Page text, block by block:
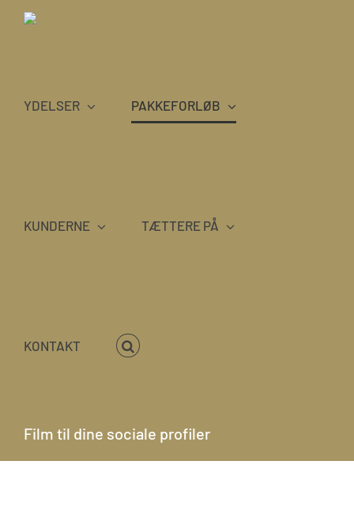
YDELSER PAKKEFORLØB
KUNDERNE TÆTTERE PÅ
KONTAKT
Film til dine sociale profiler